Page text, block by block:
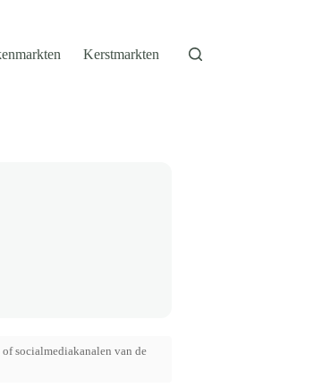
Kerstmarkten
socialmediakanalen van de